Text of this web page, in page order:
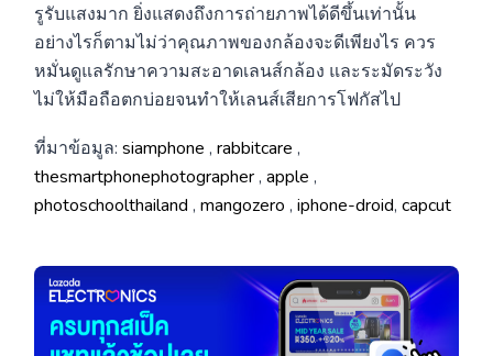
รูรับแสงมาก ยิ่งแสดงถึงการถ่ายภาพได้ดีขึ้นเท่านั้น
อย่างไรก็ตามไม่ว่าคุณภาพของกล้องจะดีเพียงไร ควร
หมั่นดูแลรักษาความสะอาดเลนส์กล้อง และระมัดระวัง
ไม่ให้มือถือตกบ่อยจนทำให้เลนส์เสียการโฟกัสไป
ที่มาข้อมูล: siamphone , rabbitcare ,
thesmartphonephotographer, apple ,
photoschoolthailand , mangozero , iphone-droid, capcut